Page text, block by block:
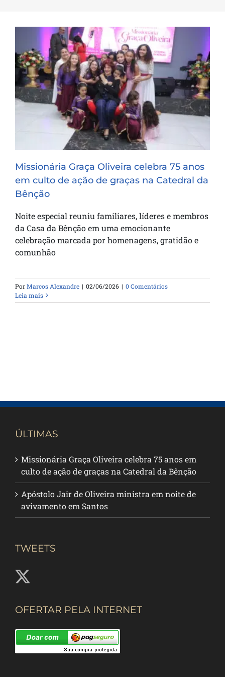
Missionária Graça Oliveira celebra 75 anos
em culto de ação de graças na Catedral
da Bênção
Missionária Graça Oliveira celebra 75 anos
em culto de ação de graças na Catedral da
Bênção
Noite especial reuniu familiares, líderes e membros
da Casa da Bênção em uma emocionante
celebração marcada por homenagens, gratidão e
comunhão
PorMarcos Alexandre | 02/06/2026 | 0 Comentários
Leia mais
ÚLTIMAS
Missionária Graça Oliveira celebra 75 anos em
culto de ação de graças na Catedral da Bênção
Apóstolo Jair de Oliveira ministra em noite de
avivamento em Santos
TWEETS
OFERTAR PELA INTERNET